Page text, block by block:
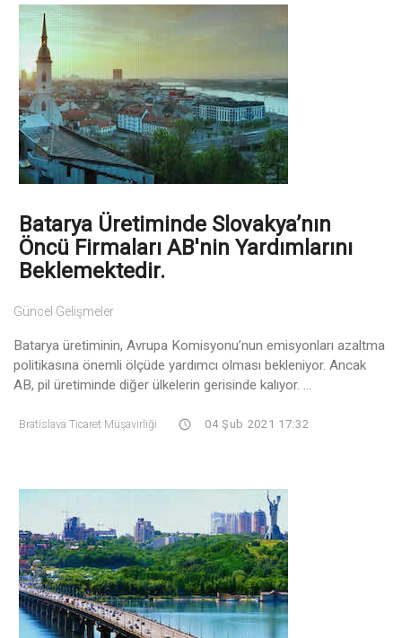
Batarya Üretiminde Slovakya’nın
Öncü Firmaları AB'nin Yardımlarını
Beklemektedir.
Güncel Gelişmeler
Batarya üretiminin, Avrupa Komisyonu’nun emisyonları azaltma
politikasına önemli ölçüde yardımcı olması bekleniyor. Ancak
AB, pil üretiminde diğer ülkelerin gerisinde kalıyor. ...
Bratislava Ticaret Müşavirliği 04 Şub 2021 17:32